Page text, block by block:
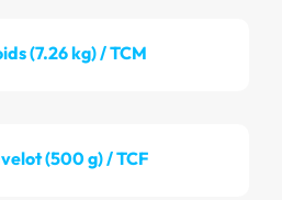
(7.26 kg) / TCM
(500 g) / TCF